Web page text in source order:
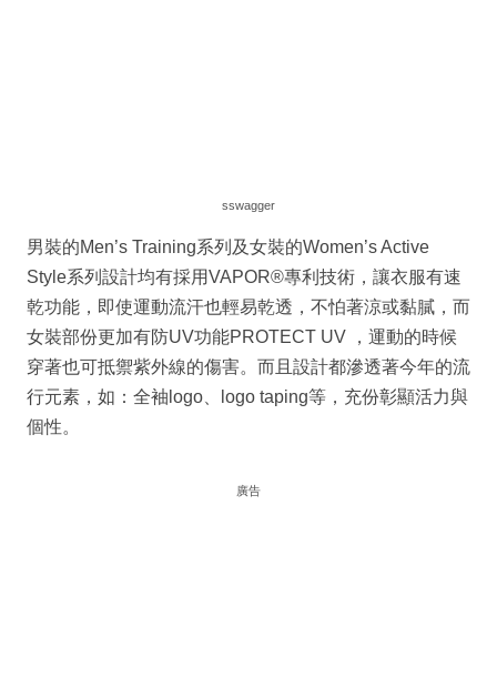
sswagger
男裝的Men’s Training系列及女裝的Women’s Active
Style系列設計均有採用VAPOR®專利技術，讓衣服有速
乾功能，即使運動流汗也輕易乾透，不怕著涼或黏膩，而
女裝部份更加有防UV功能PROTECT UV ，運動的時候
穿著也可抵禦紫外線的傷害。而且設計都滲透著今年的流
行元素，如：全袖logo、logo taping等，充份彰顯活力與
個性。
廣告